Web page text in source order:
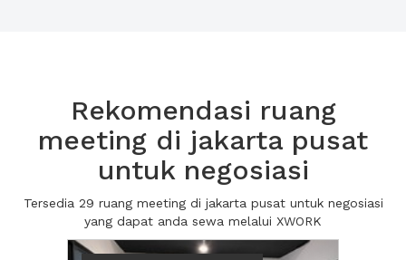
Rekomendasi ruang
meeting di jakarta pusat
untuk negosiasi
Tersedia 29 ruang meeting di jakarta pusat untuk negosiasi
yang dapat anda sewa melalui XWORK
Previous